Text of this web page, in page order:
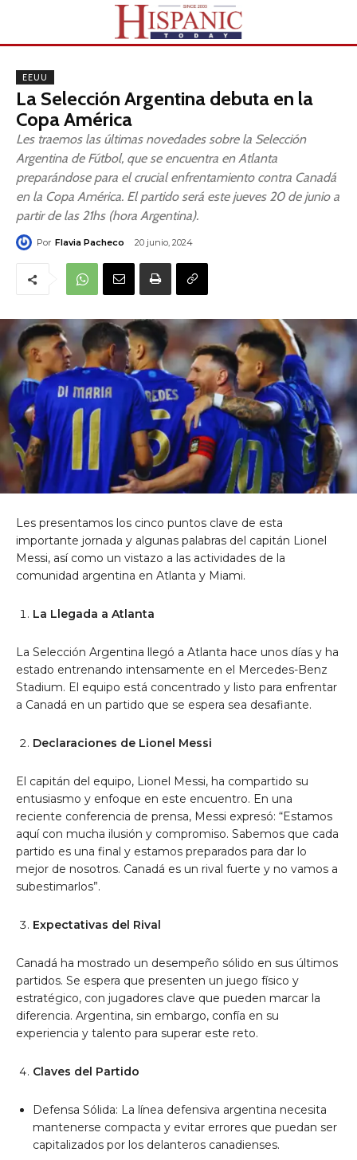
EEUU
La Selección Argentina debuta en la
Copa América
Les traemos las últimas novedades sobre la Selección
Argentina de Fútbol, que se encuentra en Atlanta
preparándose para el crucial enfrentamiento contra Canadá
en la Copa América. El partido será este jueves 20 de junio a
partir de las 21hs (hora Argentina).
Por Flavia Pacheco 20 junio, 2024
Les presentamos los cinco puntos clave de esta
importante jornada y algunas palabras del capitán Lionel
Messi, así como un vistazo a las actividades de la
comunidad argentina en Atlanta y Miami.
La Llegada a Atlanta
La Selección Argentina llegó a Atlanta hace unos días y ha
estado entrenando intensamente en el Mercedes-Benz
Stadium. El equipo está concentrado y listo para enfrentar
a Canadá en un partido que se espera sea desafiante.
Declaraciones de Lionel Messi
El capitán del equipo, Lionel Messi, ha compartido su
entusiasmo y enfoque en este encuentro. En una
reciente conferencia de prensa, Messi expresó: “Estamos
aquí con mucha ilusión y compromiso. Sabemos que cada
partido es una final y estamos preparados para dar lo
mejor de nosotros. Canadá es un rival fuerte y no vamos a
subestimarlos”.
Expectativas del Rival
Canadá ha mostrado un desempeño sólido en sus últimos
partidos. Se espera que presenten un juego físico y
estratégico, con jugadores clave que pueden marcar la
diferencia. Argentina, sin embargo, confía en su
experiencia y talento para superar este reto.
Claves del Partido
Defensa Sólida: La línea defensiva argentina necesita
mantenerse compacta y evitar errores que puedan ser
capitalizados por los delanteros canadienses.